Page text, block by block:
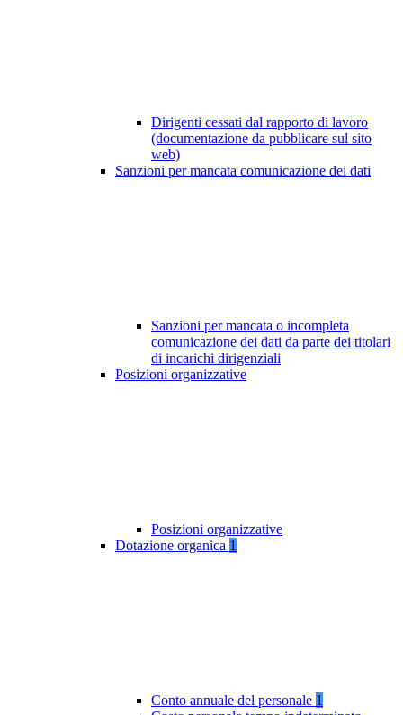
Dirigenti cessati dal rapporto di lavoro
(documentazione da pubblicare sul sito
web)
Sanzioni per mancata comunicazione dei dati
Sanzioni per mancata o incompleta
comunicazione dei dati da parte dei titolari
di incarichi dirigenziali
Posizioni organizzative
Posizioni organizzative
Dotazione organica 1
Conto annuale del personale 1